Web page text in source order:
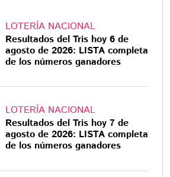
LOTERÍA NACIONAL
Resultados del Tris hoy 6 de
agosto de 2026: LISTA completa
de los números ganadores
LOTERÍA NACIONAL
Resultados del Tris hoy 7 de
agosto de 2026: LISTA completa
de los números ganadores